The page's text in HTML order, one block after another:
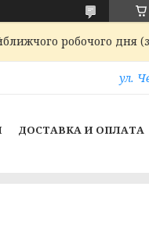
робочого дня
ул.
ДОСТАВКА И ОПЛАТА